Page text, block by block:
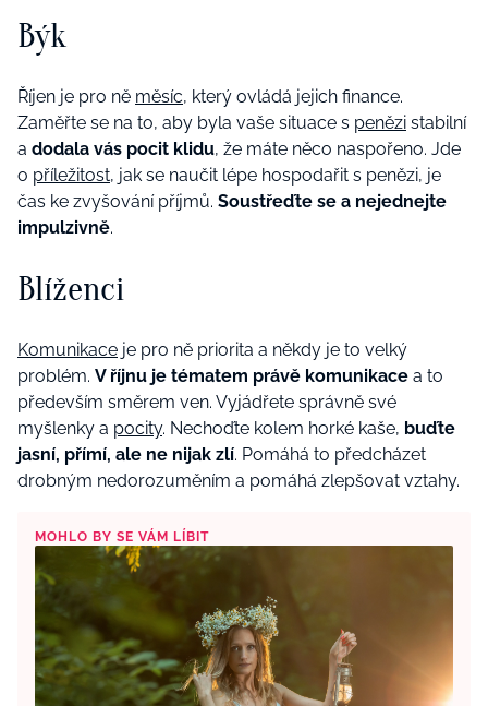
Býk
Říjen je pro ně měsíc, který ovládá jejich finance.
Zaměřte se na to, aby byla vaše situace s penězi stabilní
a dodala vás pocit klidu, že máte něco naspořeno. Jde
o příležitost, jak se naučit lépe hospodařit s penězi, je
čas ke zvyšování příjmů. Soustřeďte se a nejednejte
impulzivně.
Blíženci
Komunikace je pro ně priorita a někdy je to velký
problém. V říjnu je tématem právě komunikace a to
především směrem ven. Vyjádřete správně své
myšlenky a pocity. Nechoďte kolem horké kaše, buďte
jasní, přímí, ale ne nijak zlí. Pomáhá to předcházet
drobným nedorozuměním a pomáhá zlepšovat vztahy.
MOHLO BY SE VÁM LÍBIT